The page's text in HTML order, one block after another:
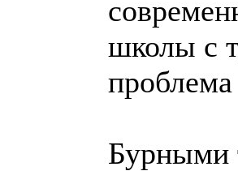
школы с
Бурными